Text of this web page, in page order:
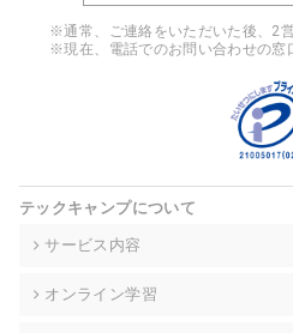
ンをとるために、氏名等の一部の
チャットツールで発信することに
者等に提供することがあります。
当社は事業運営上、前項利用目的
高い委託先を選定し、個人情報の
個人情報の開示等(利用目的の通知
※通常、ご連絡をいただいた後、2
※現在、電話でのお問い合わせの窓
テックキャンプについて
サービス内容
オンライン学習